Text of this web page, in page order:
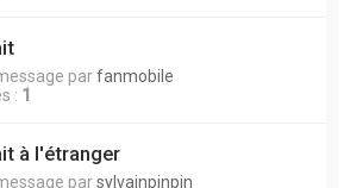
parfanmobile
: 1
à l'étranger
parsylvainpinpin